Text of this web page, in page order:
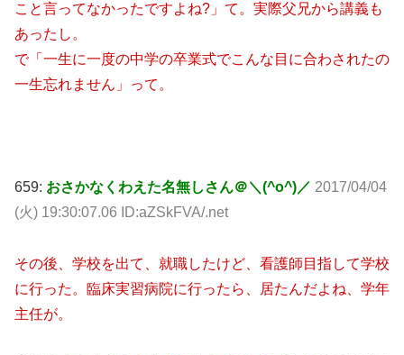
こと言ってなかったですよね?」て。実際父兄から講義も
あったし。
で「一生に一度の中学の卒業式でこんな目に合わされたの
一生忘れません」って。
659: おさかなくわえた名無しさん＠＼(^o^)／ 2017/04/04
(火) 19:30:07.06 ID:aZSkFVA/.net
その後、学校を出て、就職したけど、看護師目指して学校
に行った。臨床実習病院に行ったら、居たんだよね、学年
主任が。